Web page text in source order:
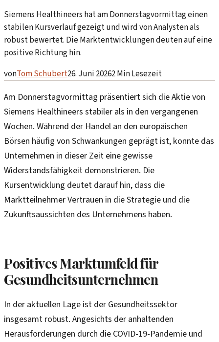
Siemens Healthineers hat am Donnerstagvormittag einen
stabilen Kursverlauf gezeigt und wird von Analysten als
robust bewertet. Die Marktentwicklungen deuten auf eine
positive Richtung hin.
vonTom Schubert26. Juni 20262Min Lesezeit
Am Donnerstagvormittag präsentiert sich die Aktie von
Siemens Healthineers stabiler als in den vergangenen
Wochen. Während der Handel an den europäischen
Börsen häufig von Schwankungen geprägt ist, konnte das
Unternehmen in dieser Zeit eine gewisse
Widerstandsfähigkeit demonstrieren. Die
Kursentwicklung deutet darauf hin, dass die
Marktteilnehmer Vertrauen in die Strategie und die
Zukunftsaussichten des Unternehmens haben.
Positives Marktumfeld für
Gesundheitsunternehmen
In der aktuellen Lage ist der Gesundheitssektor
insgesamt robust. Angesichts der anhaltenden
Herausforderungen durch die COVID-19-Pandemie und